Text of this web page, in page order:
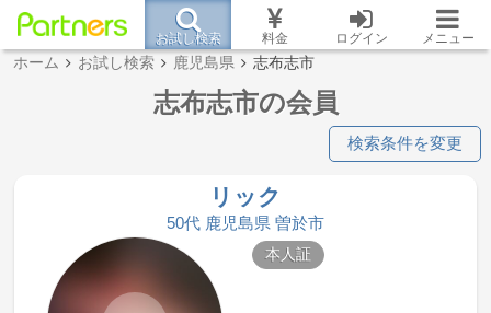
お試し検索 料金 ログイン メニュー
ホーム お試し検索 鹿児島県 志布志市
志布志市の会員
検索条件を変更
リック
50代 鹿児島県 曽於市
本人証